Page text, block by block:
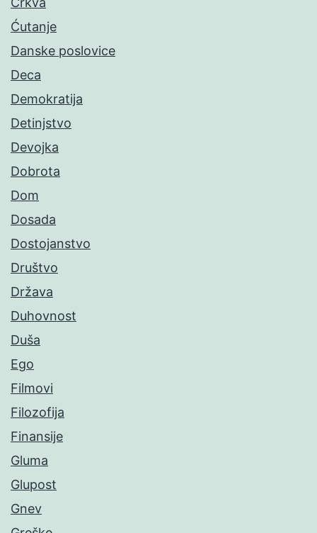
Ćutanje
Danske poslovice
Deca
Demokratija
Detinjstvo
Devojka
Dobrota
Dom
Dosada
Dostojanstvo
Društvo
Država
Duhovnost
Duša
Ego
Filmovi
Filozofija
Finansije
Gluma
Glupost
Gnev